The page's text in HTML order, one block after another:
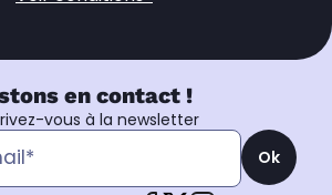
en contact !
vous à la newsletter
Ok